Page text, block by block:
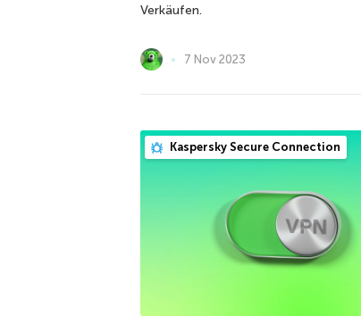
Verkäufen.
7 Nov 2023
Kaspersky Secure Connection